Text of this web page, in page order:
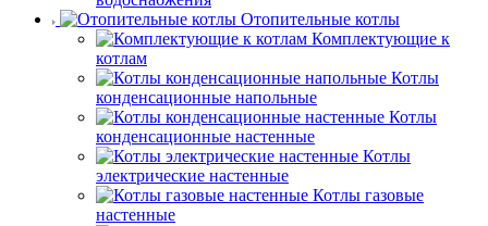
Отопительные котлы
Комплектующие к
котлам
Котлы
конденсационные напольные
Котлы
конденсационные настенные
Котлы
электрические настенные
Котлы газовые
настенные